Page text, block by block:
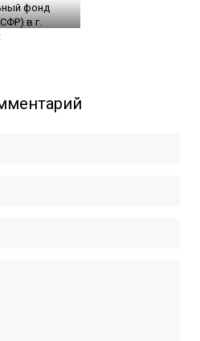
фонд
в г.